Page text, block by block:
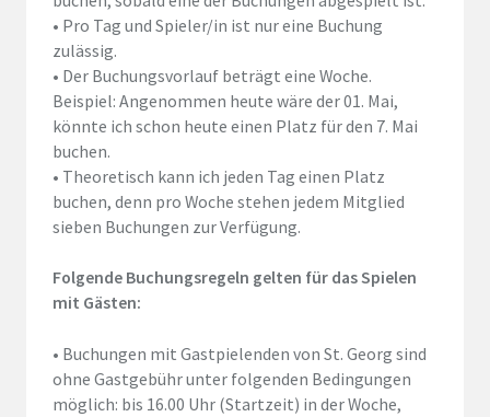
• Pro Tag und Spieler/in ist nur eine Buchung
zulässig.
• Der Buchungsvorlauf beträgt eine Woche.
Beispiel: Angenommen heute wäre der 01. Mai,
könnte ich schon heute einen Platz für den 7. Mai
buchen.
• Theoretisch kann ich jeden Tag einen Platz
buchen, denn pro Woche stehen jedem Mitglied
sieben Buchungen zur Verfügung.
Folgende Buchungsregeln gelten für das Spielen
mit Gästen:
• Buchungen mit Gastpielenden von St. Georg sind
ohne Gastgebühr unter folgenden Bedingungen
möglich: bis 16.00 Uhr (Startzeit) in der Woche,